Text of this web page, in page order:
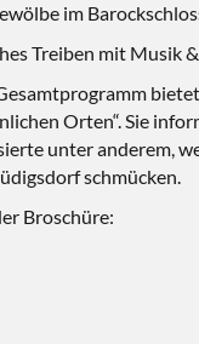
im
Treiben mit Musik
Orten“. Sie
unter anderem,
schmücken.
Broschüre: